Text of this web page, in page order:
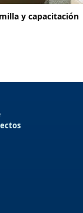
y capacitación